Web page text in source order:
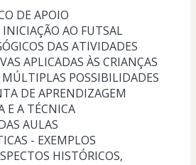
DE APOIO
INICIAÇÃO AO FUTSAL
DAS ATIVIDADES
APLICADAS ÀS CRIANÇAS
POSSIBILIDADES
DE APRENDIZAGEM
E A TÉCNICA
AULAS
- EXEMPLOS
HISTÓRICOS,